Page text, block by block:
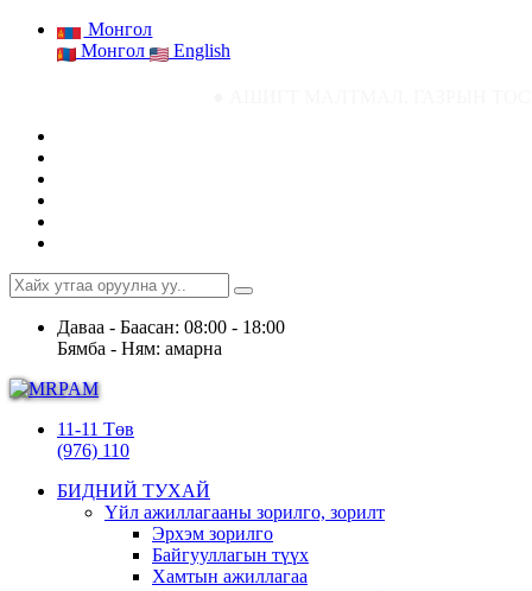
Монгол
Монгол
English
Даваа - Баасан: 08:00 - 18:00
Бямба - Ням: амарна
11-11 Төв
(976) 110
БИДНИЙ ТУХАЙ
Үйл ажиллагааны зорилго, зорилт
Эрхэм зорилго
Байгууллагын түүх
Хамтын ажиллагаа